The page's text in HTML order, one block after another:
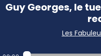
Guy Georges, le
Les